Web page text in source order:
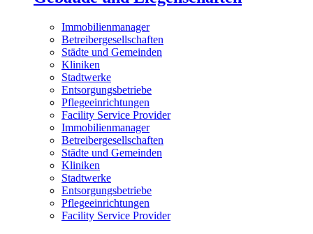
Immobilienmanager
Betreibergesellschaften
Städte und Gemeinden
Kliniken
Stadtwerke
Entsorgungsbetriebe
Pflegeeinrichtungen
Facility Service Provider
Immobilienmanager
Betreibergesellschaften
Städte und Gemeinden
Kliniken
Stadtwerke
Entsorgungsbetriebe
Pflegeeinrichtungen
Facility Service Provider